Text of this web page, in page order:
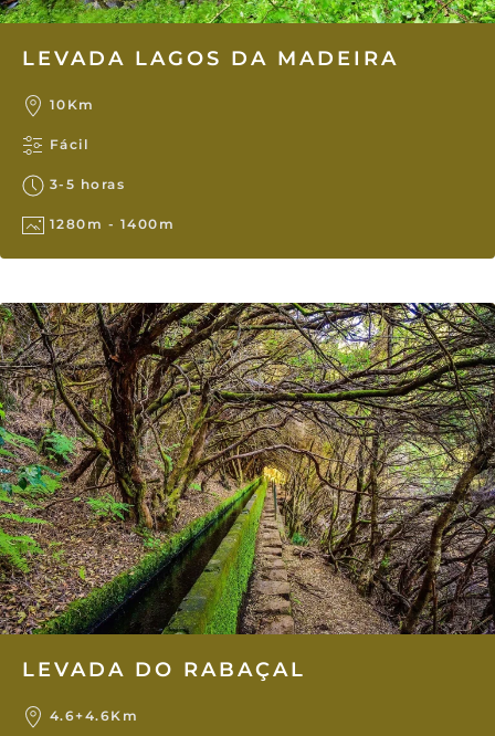
LEVADA LAGOS DA MADEIRA
10Km
Fácil
3-5 horas
1280m - 1400m
LEVADA DO RABAÇAL
4.6+4.6Km